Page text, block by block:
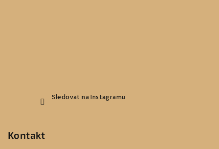
Sledovat na Instagramu
Kontakt